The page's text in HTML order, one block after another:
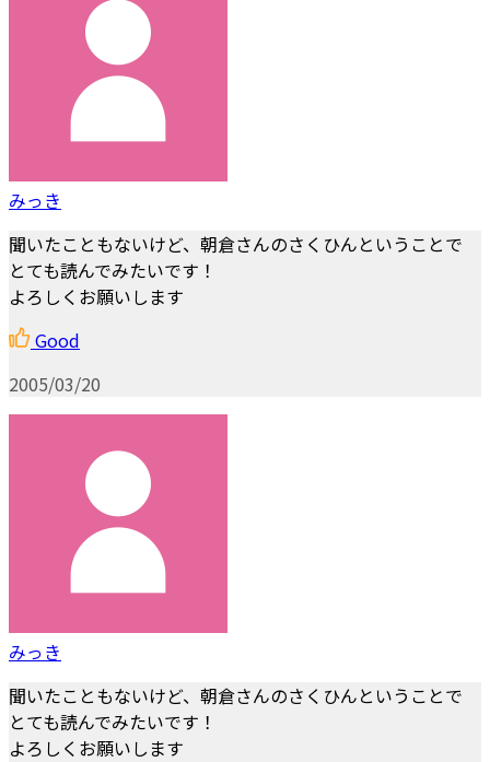
みっき
聞いたこともないけど、朝倉さんのさくひんということで
とても読んでみたいです！
よろしくお願いします
Good
2005/03/20
みっき
聞いたこともないけど、朝倉さんのさくひんということで
とても読んでみたいです！
よろしくお願いします